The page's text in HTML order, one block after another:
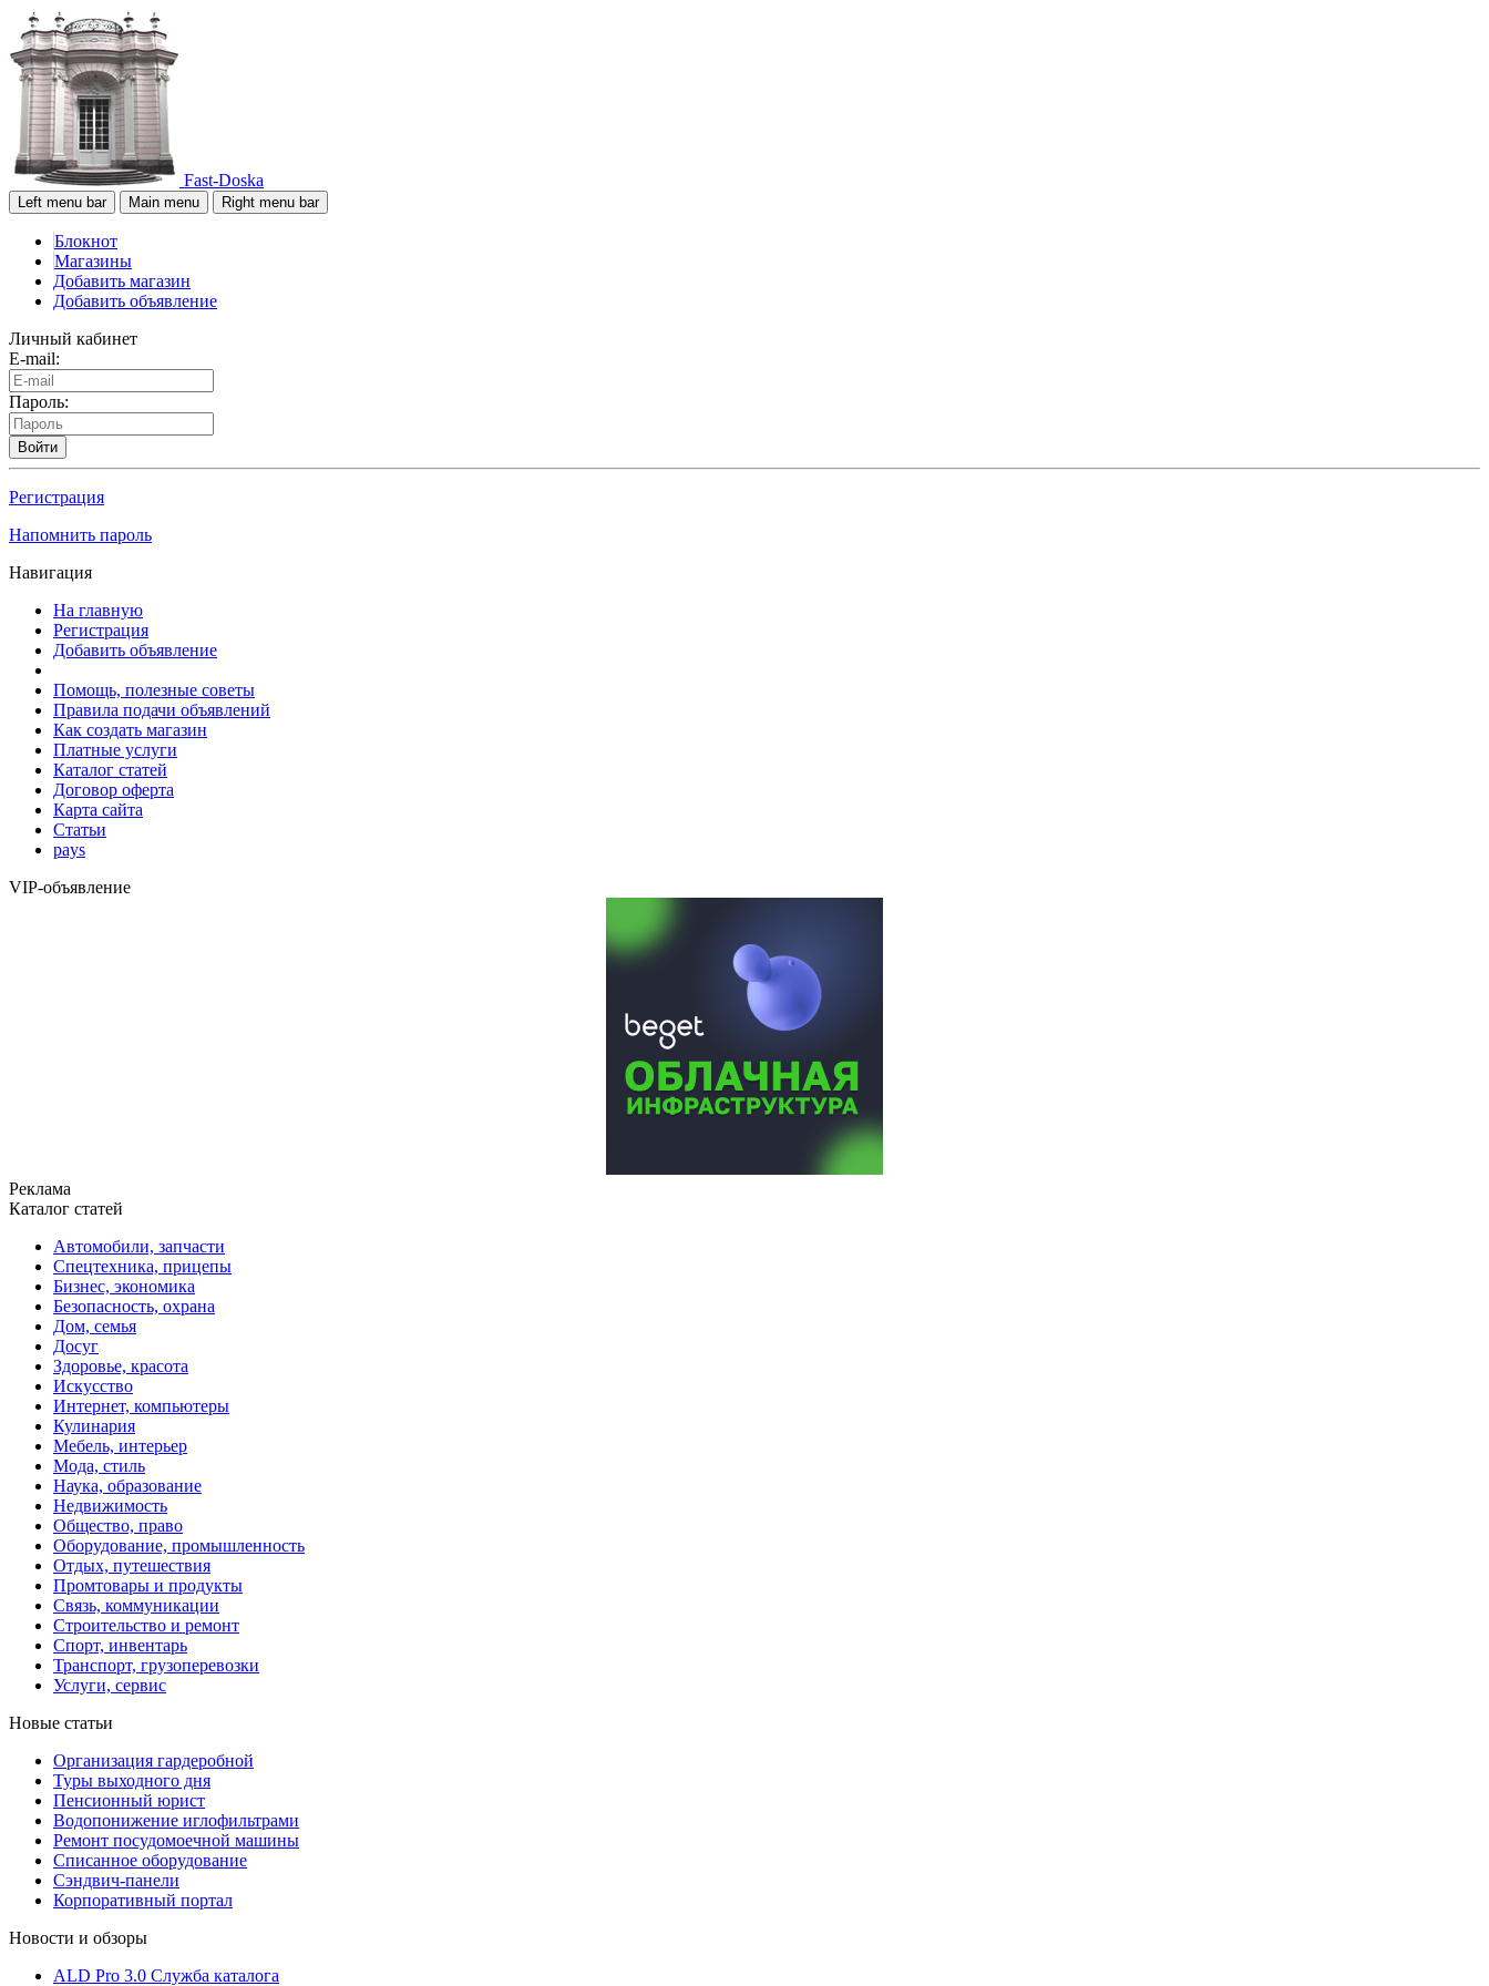
Fast-Doska
Left menu bar Main menu Right menu bar
Блокнот
Магазины
Добавить магазин
Добавить объявление
Личный кабинет
E-mail:
Пароль:
Войти
Регистрация
Напомнить пароль
Навигация
На главную
Регистрация
Добавить объявление
Помощь, полезные советы
Правила подачи объявлений
Как создать магазин
Платные услуги
Каталог статей
Договор оферта
Карта сайта
Статьи
pays
VIP-объявление
Реклама
Каталог статей
Автомобили, запчасти
Спецтехника, прицепы
Бизнес, экономика
Безопасность, охрана
Дом, семья
Досуг
Здоровье, красота
Искусство
Интернет, компьютеры
Кулинария
Мебель, интерьер
Мода, стиль
Наука, образование
Недвижимость
Общество, право
Оборудование, промышленность
Отдых, путешествия
Промтовары и продукты
Связь, коммуникации
Строительство и ремонт
Cпорт, инвентарь
Транспорт, грузоперевозки
Услуги, сервис
Новые статьи
Организация гардеробной
Туры выходного дня
Пенсионный юрист
Водопонижение иглофильтрами
Ремонт посудомоечной машины
Списанное оборудование
Сэндвич-панели
Корпоративный портал
Новости и обзоры
ALD Pro 3.0 Служба каталога